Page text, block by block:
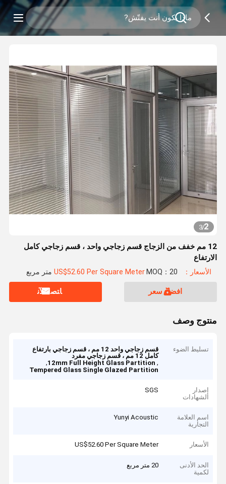
2
/
3
12 مم خفف من الزجاج قسم زجاجي واحد ، قسم زجاجي كامل
الارتفاع
الأسعار：US$52.60 Per Square Meter MOQ：20 متر مربع
افضل سعر ﺎﺘﺼﻟ ﺍﻶﻧ
منتوج وصف
تسليط الضوء
قسم زجاجي واحد 12 مم ، قسم زجاجي بارتفاع
كامل 12 مم ، قسم زجاجي مفرد
,
12mm Full Height Glass Partition
,
Tempered Glass Single Glazed Partition
إصدار
الشهادات
SGS
اسم العلامة
التجارية
Yunyi Acoustic
الأسعار US$52.60 Per Square Meter
الحد الأدنى
لكمية
20 متر مربع